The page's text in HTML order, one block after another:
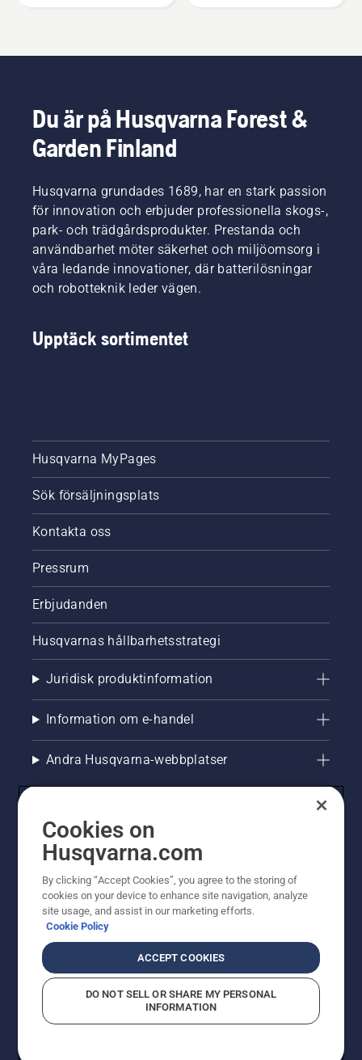
Du är på Husqvarna Forest &
Garden Finland
Husqvarna grundades 1689, har en stark passion
för innovation och erbjuder professionella skogs-,
park- och trädgårdsprodukter. Prestanda och
användbarhet möter säkerhet och miljöomsorg i
våra ledande innovationer, där batterilösningar
och robotteknik leder vägen.
Upptäck sortimentet
Husqvarna MyPages
Sök försäljningsplats
Kontakta oss
Pressrum
Erbjudanden
Husqvarnas hållbarhetsstrategi
Juridisk produktinformation
Information om e-handel
Andra Husqvarna-webbplatser
© Husqvarna AB (publ). All rights reserved. Priserna
som visas är rekommenderade cirkapriser. Alla angivna
priser är rekommenderade försäljningspriser (inkl.
moms) om inte produkten är tillgänglig för direkt köp.
CookiepolicyAnvändningsvillkor Sekretessmeddelande
Företagsinformation
Cookies on
Husqvarna.com
By clicking “Accept Cookies”, you agree to the storing of
cookies on your device to enhance site navigation, analyze
site usage, and assist in our marketing efforts.
Cookie Policy
ACCEPT COOKIES
DO NOT SELL OR SHARE MY PERSONAL
INFORMATION